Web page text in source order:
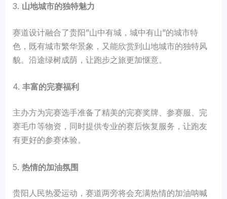
3. 山地城市的独特魅力
赛道设计融合了贵阳”山中有城，城中有山”的城市特
色，既有城市繁华景象，又能欣赏到山地城市的独特风
貌。沿途绿树成荫，让跑步之旅更加惬意。
4.丰富的完赛福利
主办方为完赛选手准备了精美的完赛奖牌、参赛服、完
赛毛巾等物资，同时提供专业的赛后恢复服务，让跑友
有更好的参赛体验。
5.热情的加油氛围
贵阳人民热爱运动，赛道两旁将会充满热情的加油呐喊